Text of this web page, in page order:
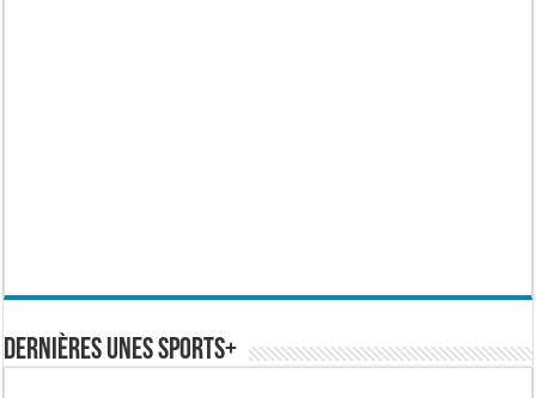
Dernières Unes Sports+